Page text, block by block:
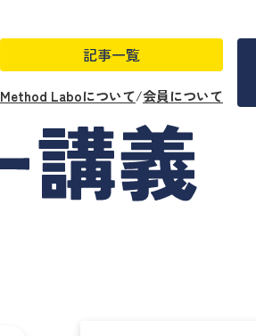
記事一覧
Method Laboについて/会員について